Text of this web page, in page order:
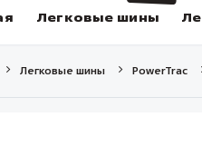
Легковые шины
Легковые шины PowerTrac